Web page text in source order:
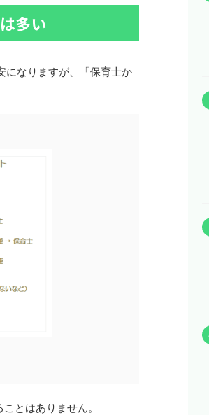
多い
になりますが、「保育士か
とはありません。